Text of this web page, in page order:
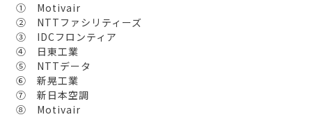
① Motivair
② NTTファシリティーズ
③ IDCフロンティア
④ 日東工業
⑤ NTTデータ
⑥ 新晃工業
⑦ 新日本空調
⑧ Motivair